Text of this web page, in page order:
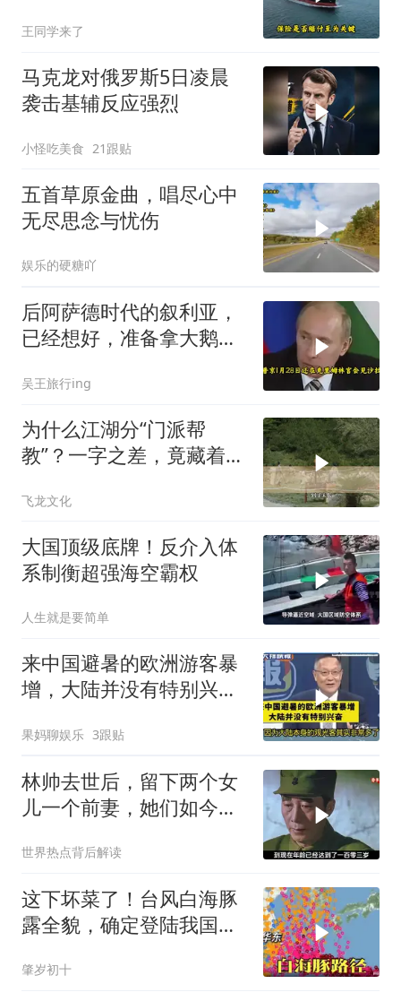
彻底破灭！
王同学来了
马克龙对俄罗斯5日凌晨
袭击基辅反应强烈
小怪吃美食 21跟贴
五首草原金曲，唱尽心中
无尽思念与忧伤
娱乐的硬糖吖
后阿萨德时代的叙利亚，
已经想好，准备拿大鹅石
吴王旅行ing
为什么江湖分“门派帮
教”？一字之差，竟藏着不
飞龙文化
大国顶级底牌！反介入体
系制衡超强海空霸权
人生就是要简单
来中国避暑的欧洲游客暴
增，大陆并没有特别兴
果妈聊娱乐 3跟贴
林帅去世后，留下两个女
儿一个前妻，她们如今过
世界热点背后解读
这下坏菜了！台风白海豚
露全貌，确定登陆我国沿
肇岁初十